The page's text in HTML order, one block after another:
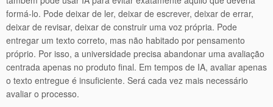
formá-lo. Pode deixar de ler, deixar de escrever, deixar de errar,
deixar de revisar, deixar de construir uma voz própria. Pode
entregar um texto correto, mas não habitado por pensamento
próprio. Por isso, a universidade precisa abandonar uma avaliação
centrada apenas no produto final. Em tempos de IA, avaliar apenas
o texto entregue é insuficiente. Será cada vez mais necessário
avaliar o processo.